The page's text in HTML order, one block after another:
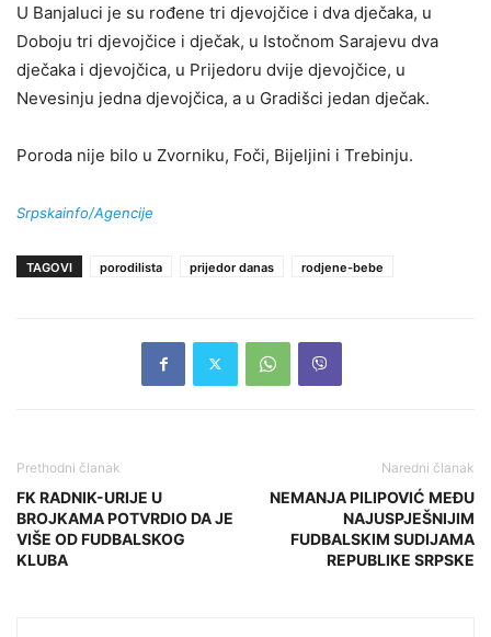
U Banjaluci je su rođene tri djevojčice i dva dječaka, u
Doboju tri djevojčice i dječak, u Istočnom Sarajevu dva
dječaka i djevojčica, u Prijedoru dvije djevojčice, u
Nevesinju jedna djevojčica, a u Gradišci jedan dječak.
Poroda nije bilo u Zvorniku, Foči, Bijeljini i Trebinju.
Srpskainfo/Agencije
TAGOVI porodilista prijedor danas rodjene-bebe
Prethodni članak
FK RADNIK-URIJE U
BROJKAMA POTVRDIO DA JE
VIŠE OD FUDBALSKOG
KLUBA
Naredni članak
NEMANJA PILIPOVIĆ MEĐU
NAJUSPJEŠNIJIM
FUDBALSKIM SUDIJAMA
REPUBLIKE SRPSKE